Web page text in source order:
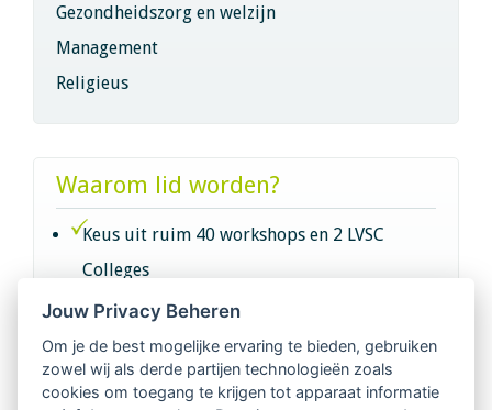
Gezondheidszorg en welzijn
Management
Religieus
Waarom lid worden?
Keus uit ruim 40 workshops en 2 LVSC
Colleges
Intervisie met geregistreerde vakgenoten
Netwerk van 2100 professionals in 14
Jouw Privacy Beheren
Om je de best mogelijke ervaring te bieden, gebruiken
zowel wij als derde partijen technologieën zoals
cookies om toegang te krijgen tot apparaat informatie